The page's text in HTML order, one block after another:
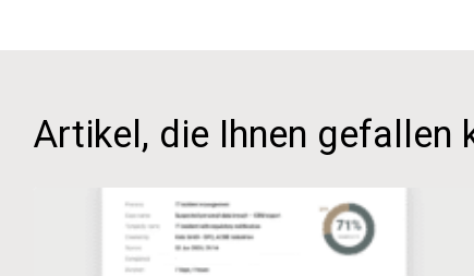
Artikel, die Ihnen gefallen